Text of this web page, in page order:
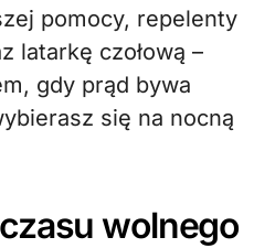
pomocy, repelenty
latarkę czołową –
gdy prąd bywa
się na nocną
wolnego